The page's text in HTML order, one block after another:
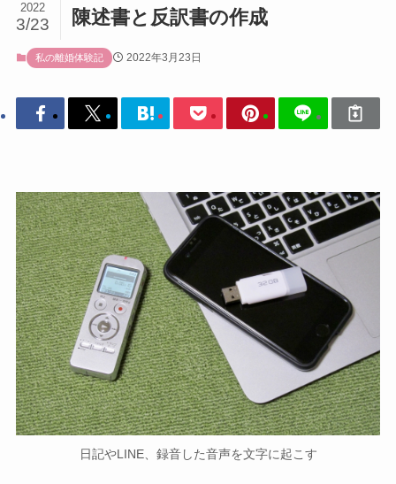
陳述書と反訳書の作成
2022
3/23
私の離婚体験記 2022年3月23日
日記やLINE、録音した音声を文字に起こす